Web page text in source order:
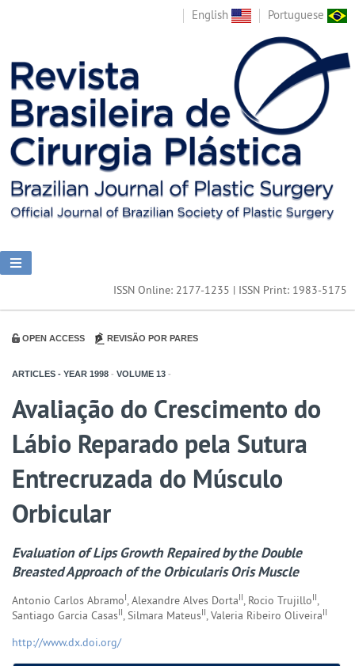
English Portuguese
ISSN Online: 2177-1235 | ISSN Print: 1983-5175
OPEN ACCESS REVISÃO POR PARES
ARTICLES - YEAR 1998 - VOLUME 13 -
Avaliação do Crescimento do
Lábio Reparado pela Sutura
Entrecruzada do Músculo
Orbicular
Evaluation of Lips Growth Repaired by the Double
Breasted Approach of the Orbicularis Oris Muscle
Antonio Carlos AbramoI, Alexandre Alves DortaII, Rocio TrujilloII,
Santiago Garcia CasasII, Silmara MateusII, Valeria Ribeiro OliveiraII
http://www.dx.doi.org/